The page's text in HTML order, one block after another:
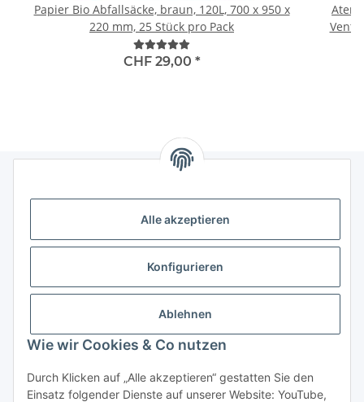
Alle akzeptieren
Konfigurieren
Ablehnen
Wie wir Cookies & Co nutzen
Durch Klicken auf „Alle akzeptieren“ gestatten Sie den
Einsatz folgender Dienste auf unserer Website: YouTube,
Papier Bio Abfallsäcke, braun, 120L, 700 x 950 x
220 mm, 25 Stück pro Pack
CHF 29,00 *
Kategorien
Das sollten Sie wissen